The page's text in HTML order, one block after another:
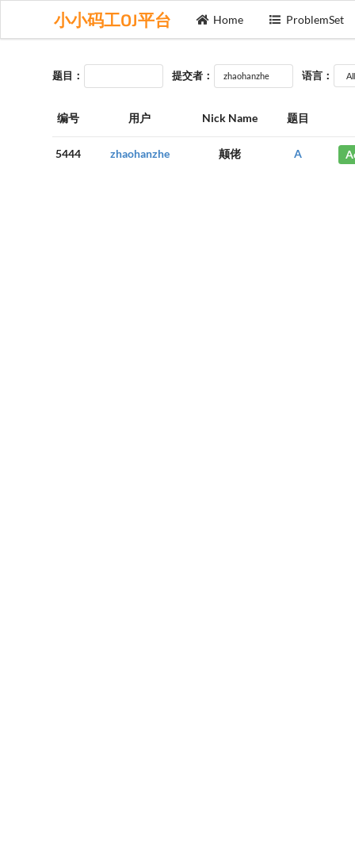
小小码工OJ平台 Home ProblemSet
题目： 提交者： 语言：
编号 用户 Nick Name 题目
5444 zhaohanzhe 颠佬 A